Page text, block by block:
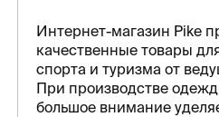
Интернет-магазин Pike
качественные товары
спорта и туризма от
При производстве
большое внимание